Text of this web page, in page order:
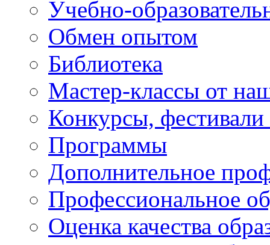
Учебно-
Обмен опытом
Библиотека
Мастер-классы от
Конкурсы,
Программы
Дополнительное
Профессиональное
Оценка качества